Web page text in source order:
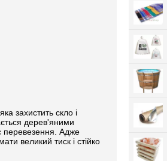
захистить скло і
дерев'яними
перевезення. Адже
великий тиск і стійко